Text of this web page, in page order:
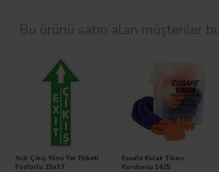
günlük organizasyonların daha pratik
tasarlanan bu görseller işlerin daha hızlı ve sorunsuz
ne Zemin Etiketleri kategorisinden göz
Bu ürünü satın alan müşteriler
Acil Çıkış Yönü Yer Etiketi
Fosforlu 35x17
Essafe Kulak Tıkacı
Kordonlu 1425